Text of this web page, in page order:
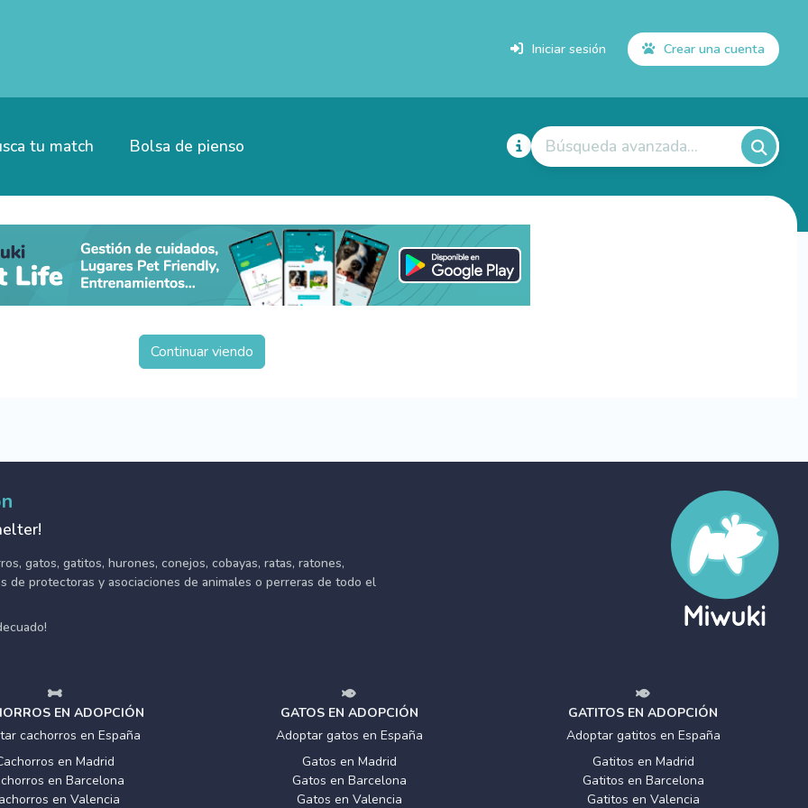
Iniciar sesión Crear una cuenta
tu match Bolsa de pienso Búsqueda avanzada...
Continuar viendo
gatos, gatitos, hurones, conejos, cobayas, ratas, ratones,
de protectoras y asociaciones de animales o perreras de todo el
EN ADOPCIÓN
cachorros en España
en Madrid
en Barcelona
en Valencia
GATOS EN ADOPCIÓN
Adoptar gatos en España
Gatos en Madrid
Gatos en Barcelona
Gatos en Valencia
GATITOS EN ADOPCIÓN
Adoptar gatitos en España
Gatitos en Madrid
Gatitos en Barcelona
Gatitos en Valencia